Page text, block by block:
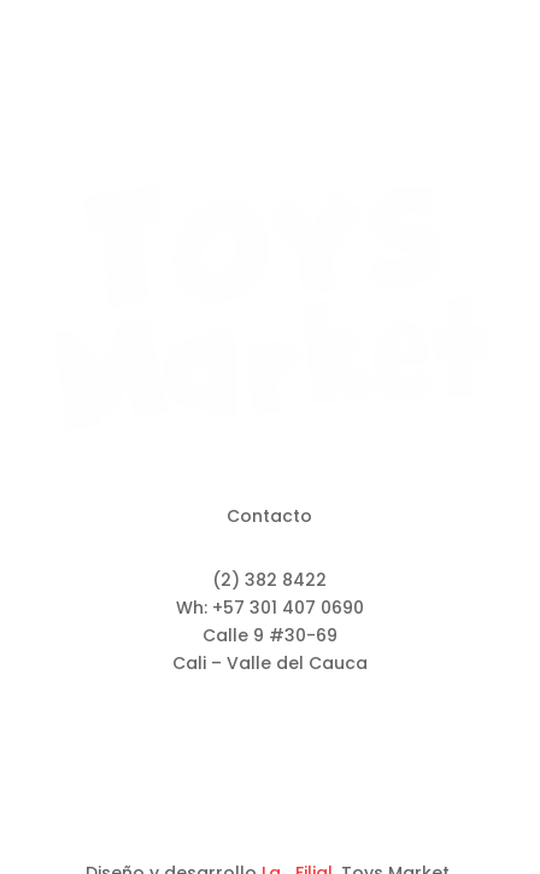
Contacto
(2) 382 8422
Wh: +57 301 407 0690
Calle 9 #30-69
Cali – Valle del Cauca